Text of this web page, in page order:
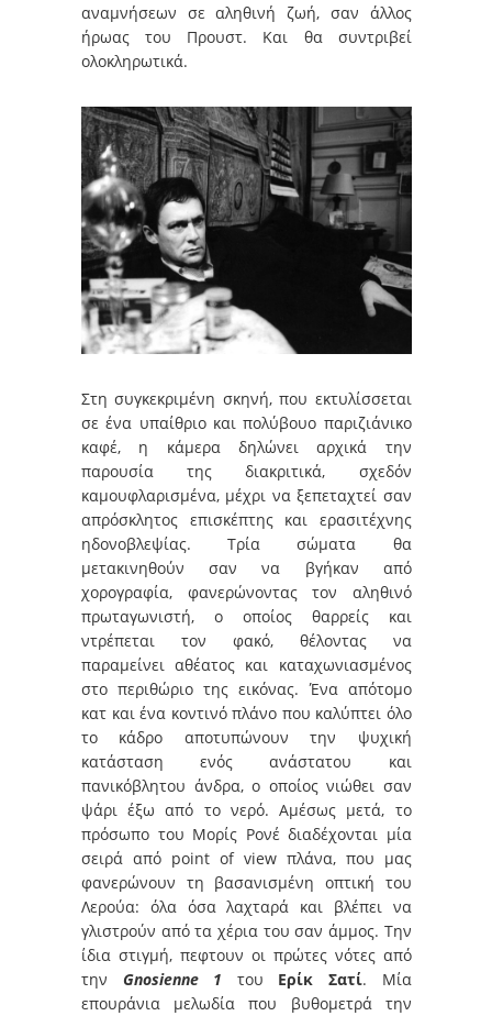
αναμνήσεων σε αληθινή ζωή, σαν άλλος
ήρωας του Προυστ. Και θα συντριβεί
ολοκληρωτικά.
Στη συγκεκριμένη σκηνή, που εκτυλίσσεται
σε ένα υπαίθριο και πολύβουο παριζιάνικο
καφέ, η κάμερα δηλώνει αρχικά την
παρουσία της διακριτικά, σχεδόν
καμουφλαρισμένα, μέχρι να ξεπεταχτεί σαν
απρόσκλητος επισκέπτης και ερασιτέχνης
ηδονοβλεψίας. Τρία σώματα θα
μετακινηθούν σαν να βγήκαν από
χορογραφία, φανερώνοντας τον αληθινό
πρωταγωνιστή, ο οποίος θαρρείς και
ντρέπεται τον φακό, θέλοντας να
παραμείνει αθέατος και καταχωνιασμένος
στο περιθώριο της εικόνας. Ένα απότομο
κατ και ένα κοντινό πλάνο που καλύπτει όλο
το κάδρο αποτυπώνουν την ψυχική
κατάσταση ενός ανάστατου και
πανικόβλητου άνδρα, ο οποίος νιώθει σαν
ψάρι έξω από το νερό. Αμέσως μετά, το
πρόσωπο του Μορίς Ρονέ διαδέχονται μία
σειρά από point of view πλάνα, που μας
φανερώνουν τη βασανισμένη οπτική του
Λερούα: όλα όσα λαχταρά και βλέπει να
γλιστρούν από τα χέρια του σαν άμμος. Την
ίδια στιγμή, πεφτουν οι πρώτες νότες από
την Gnosienne 1 του Ερίκ Σατί. Μία
επουράνια μελωδία που βυθομετρά την